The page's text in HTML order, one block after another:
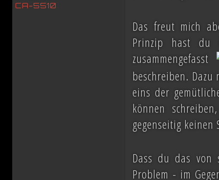
CA-5510
Das freut mich
Prinzip hast du
zusammengefasst
beschreiben.
eins der
können
gegenseitig keinen
Dass du das
Problem - im